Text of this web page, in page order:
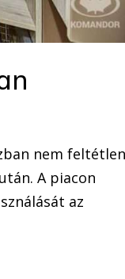
nem
A piacon
az